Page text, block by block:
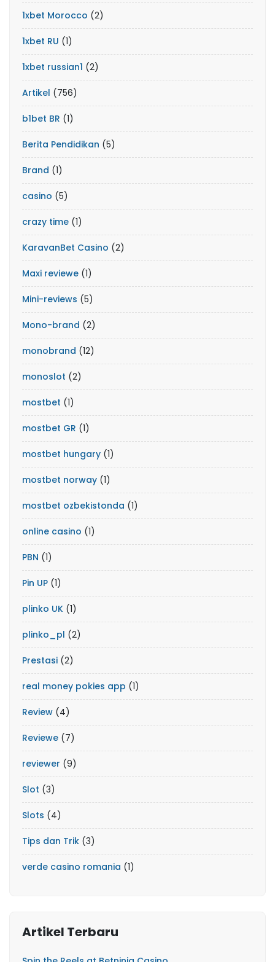
1xbet Morocco (2)
1xbet RU (1)
1xbet russian1 (2)
Artikel (756)
b1bet BR (1)
Berita Pendidikan (5)
Brand (1)
casino (5)
crazy time (1)
KaravanBet Casino (2)
Maxi reviewe (1)
Mini-reviews (5)
Mono-brand (2)
monobrand (12)
monoslot (2)
mostbet (1)
mostbet GR (1)
mostbet hungary (1)
mostbet norway (1)
mostbet ozbekistonda (1)
online casino (1)
PBN (1)
Pin UP (1)
plinko UK (1)
plinko_pl (2)
Prestasi (2)
real money pokies app (1)
Review (4)
Reviewe (7)
reviewer (9)
Slot (3)
Slots (4)
Tips dan Trik (3)
verde casino romania (1)
Artikel Terbaru